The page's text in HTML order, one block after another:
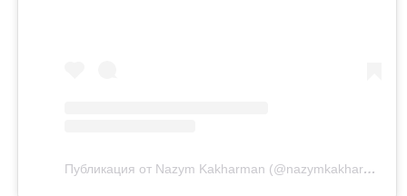
Публикация от Nazym Kakharman (@nazymkakharman)